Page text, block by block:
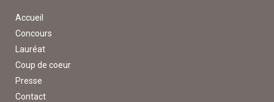
Accueil
Concours
Lauréat
Coup de coeur
Presse
Contact